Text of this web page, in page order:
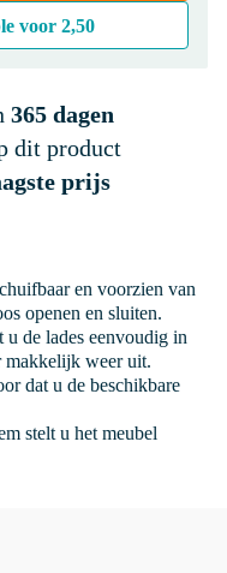
voor 2,50
365 dagen
dit product
prijs
en voorzien van
openen en sluiten.
de lades eenvoudig in
makkelijk weer uit.
dat u de beschikbare
stelt u het meubel